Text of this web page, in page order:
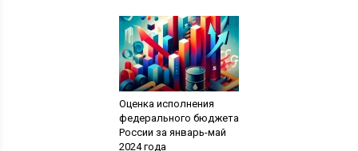
Оценка исполнения
федерального бюджета
России за январь-май
2024 года